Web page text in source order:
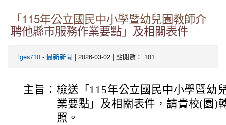
「115年公立國民中小學暨幼兒園教師介
聘他縣市服務作業要點」及相關表件
lges710 - 最新新聞 | 2026-03-02 | 點閱數： 101
主旨： 檢送「115年公立國民中小學暨幼
業要點」及相關表件，請貴校(園)
照。